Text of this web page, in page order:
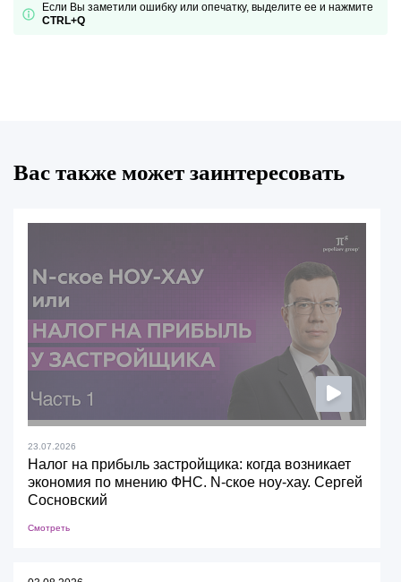
Если Вы заметили ошибку или опечатку, выделите ее и нажмите
CTRL+Q
Вас также может заинтересовать
23.07.2026
Налог на прибыль застройщика: когда возникает
экономия по мнению ФНС. N-ское ноу-хау. Сергей
Сосновский
Смотреть